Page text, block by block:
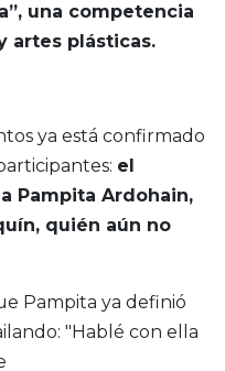
una competencia
artes plásticas.
ya está confirmado
el
Pampita Ardohain,
quién aún no